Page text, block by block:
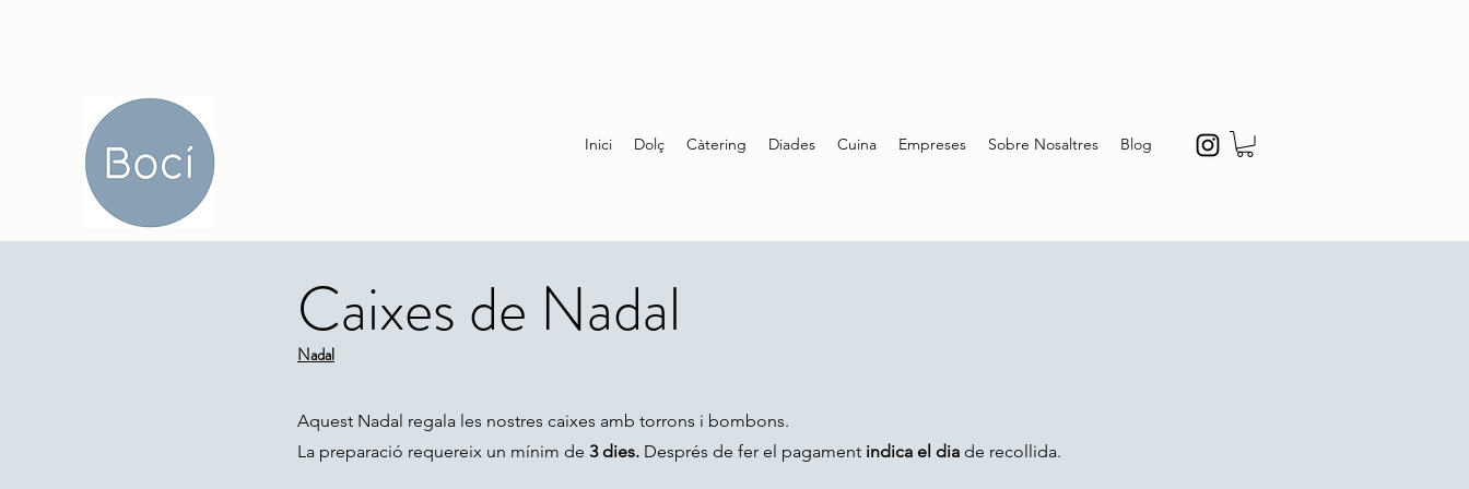
Inici Dolç Càtering Diades Cuina Empreses Sobre Nosaltres Blog
Caixes de Nadal
Nadal
Aquest Nadal regala les nostres caixes amb torrons i bombons.
La preparació requereix un mínim de 3 dies. Després de fer el pagament indica el dia de recollida.